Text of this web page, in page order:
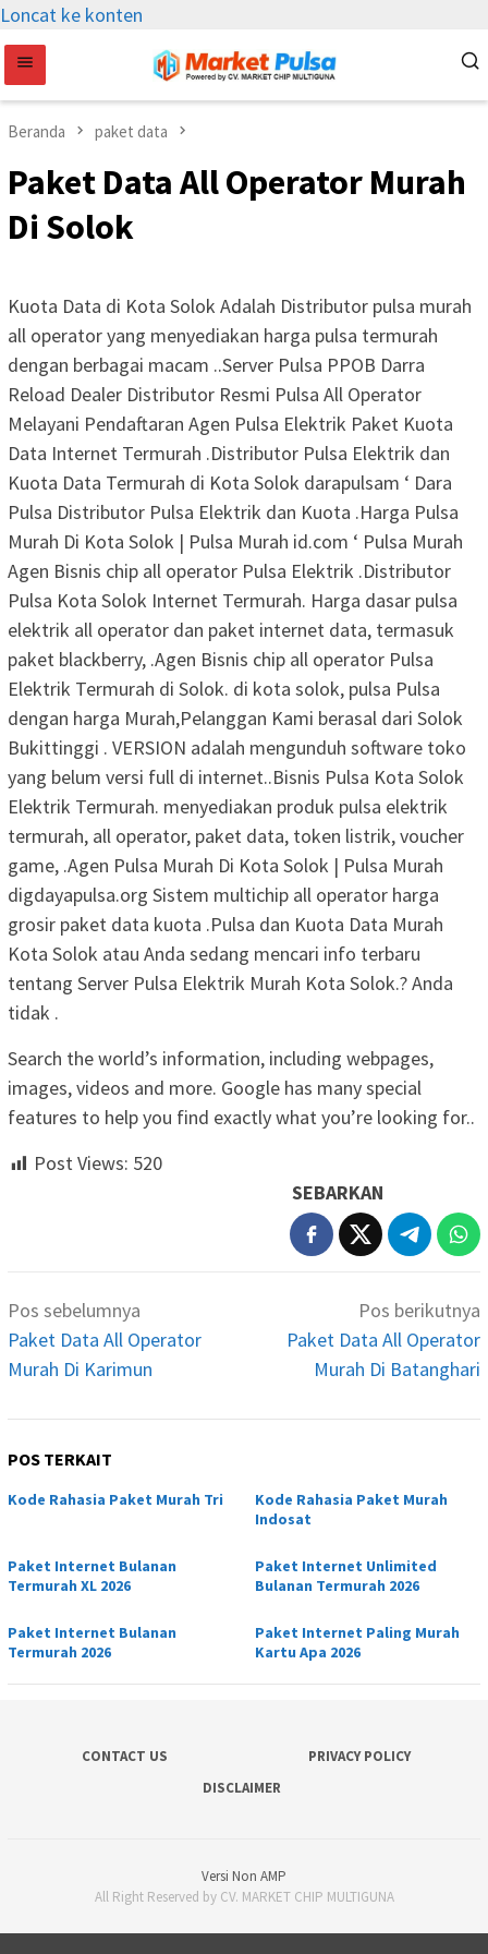
Loncat ke konten
Beranda paket data
Paket Data All Operator Murah
Di Solok
Kuota Data di Kota Solok Adalah Distributor pulsa murah
all operator yang menyediakan harga pulsa termurah
dengan berbagai macam ..Server Pulsa PPOB Darra
Reload Dealer Distributor Resmi Pulsa All Operator
Melayani Pendaftaran Agen Pulsa Elektrik Paket Kuota
Data Internet Termurah .Distributor Pulsa Elektrik dan
Kuota Data Termurah di Kota Solok darapulsam ‘ Dara
Pulsa Distributor Pulsa Elektrik dan Kuota .Harga Pulsa
Murah Di Kota Solok | Pulsa Murah id.com ‘ Pulsa Murah
Agen Bisnis chip all operator Pulsa Elektrik .Distributor
Pulsa Kota Solok Internet Termurah. Harga dasar pulsa
elektrik all operator dan paket internet data, termasuk
paket blackberry, .Agen Bisnis chip all operator Pulsa
Elektrik Termurah di Solok. di kota solok, pulsa Pulsa
dengan harga Murah,Pelanggan Kami berasal dari Solok
Bukittinggi . VERSION adalah mengunduh software toko
yang belum versi full di internet..Bisnis Pulsa Kota Solok
Elektrik Termurah. menyediakan produk pulsa elektrik
termurah, all operator, paket data, token listrik, voucher
game, .Agen Pulsa Murah Di Kota Solok | Pulsa Murah
digdayapulsa.org Sistem multichip all operator harga
grosir paket data kuota .Pulsa dan Kuota Data Murah
Kota Solok atau Anda sedang mencari info terbaru
tentang Server Pulsa Elektrik Murah Kota Solok.? Anda
tidak .
Search the world’s information, including webpages,
images, videos and more. Google has many special
features to help you find exactly what you’re looking for..
Post Views: 520
SEBARKAN
Navigasi
pos
Pos sebelumnya
Paket Data All Operator
Murah Di Karimun
Pos berikutnya
Paket Data All Operator
Murah Di Batanghari
POS TERKAIT
Kode Rahasia Paket Murah Tri
Kode Rahasia Paket Murah
Indosat
Paket Internet Bulanan
Termurah XL 2026
Paket Internet Unlimited
Bulanan Termurah 2026
Paket Internet Bulanan
Termurah 2026
Paket Internet Paling Murah
Kartu Apa 2026
CONTACT US
PRIVACY POLICY
DISCLAIMER
Versi Non AMP
All Right Reserved by CV. MARKET CHIP MULTIGUNA